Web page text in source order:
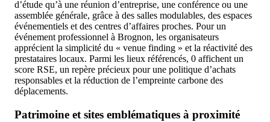
d’étude qu’à une réunion d’entreprise, une conférence ou une
assemblée générale, grâce à des salles modulables, des espaces
événementiels et des centres d’affaires proches. Pour un
événement professionnel à Brognon, les organisateurs
apprécient la simplicité du « venue finding » et la réactivité des
prestataires locaux. Parmi les lieux référencés, 0 affichent un
score RSE, un repère précieux pour une politique d’achats
responsables et la réduction de l’empreinte carbone des
déplacements.
Patrimoine et sites emblématiques à proximité